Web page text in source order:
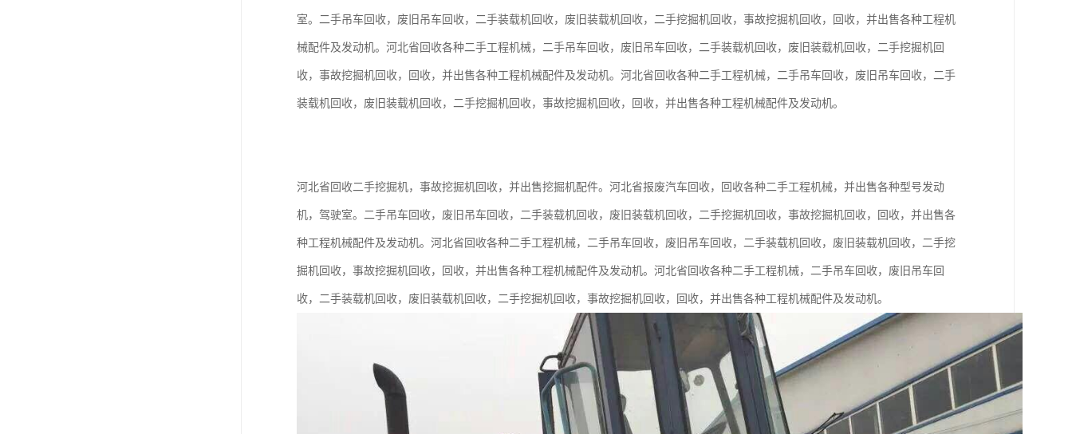
室。二手吊车回收，废旧吊车回收，二手装载机回收，废旧装载机回收，二手挖掘机回收，事故挖掘机回收，回收，并出售各种工程机
械配件及发动机。河北省回收各种二手工程机械，二手吊车回收，废旧吊车回收，二手装载机回收，废旧装载机回收，二手挖掘机回
收，事故挖掘机回收，回收，并出售各种工程机械配件及发动机。河北省回收各种二手工程机械，二手吊车回收，废旧吊车回收，二手
装载机回收，废旧装载机回收，二手挖掘机回收，事故挖掘机回收，回收，并出售各种工程机械配件及发动机。
河北省回收二手挖掘机，事故挖掘机回收，并出售挖掘机配件。河北省报废汽车回收，回收各种二手工程机械，并出售各种型号发动
机，驾驶室。二手吊车回收，废旧吊车回收，二手装载机回收，废旧装载机回收，二手挖掘机回收，事故挖掘机回收，回收，并出售各
种工程机械配件及发动机。河北省回收各种二手工程机械，二手吊车回收，废旧吊车回收，二手装载机回收，废旧装载机回收，二手挖
掘机回收，事故挖掘机回收，回收，并出售各种工程机械配件及发动机。河北省回收各种二手工程机械，二手吊车回收，废旧吊车回
收，二手装载机回收，废旧装载机回收，二手挖掘机回收，事故挖掘机回收，回收，并出售各种工程机械配件及发动机。